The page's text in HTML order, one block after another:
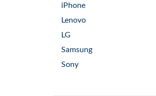
iPhone
Lenovo
LG
Samsung
Sony